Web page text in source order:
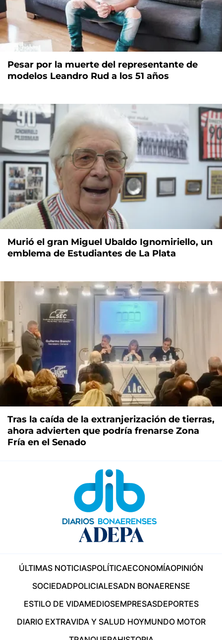
Pesar por la muerte del representante de
modelos Leandro Rud a los 51 años
Murió el gran Miguel Ubaldo Ignomiriello, un
emblema de Estudiantes de La Plata
Tras la caída de la extranjerización de tierras,
ahora advierten que podría frenarse Zona
Fría en el Senado
ÚLTIMAS NOTICIASPOLÍTICAECONOMÍAOPINIÓN
SOCIEDADPOLICIALESADN BONAERENSE
ESTILO DE VIDAMEDIOSEMPRESASDEPORTES
DIARIO EXTRAVIDA Y SALUD HOYMUNDO MOTOR